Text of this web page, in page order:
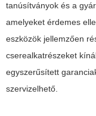
tanúsítványok és a
amelyeket érdemes
eszközök jellemzően
cserealkatrészeket
egyszerűsített
szervizelhető.